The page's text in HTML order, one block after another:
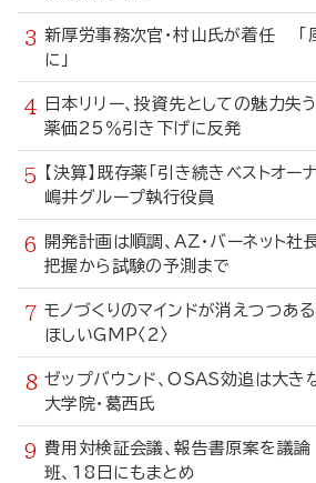
新厚労事務次官・村山氏が着任 「
に」
日本リリー、投資先としての魅力
薬価25％引き下げに反発
【決算】既存薬「引き続きベストオ
嶋井グループ執行役員
開発計画は順調、AZ・バーネット
把握から試験の予測まで
モノづくりのマインドが消えつつ
ほしいGMP〈2〉
ゼップバウンド、OSAS効追は
大学院・葛西氏
費用対検証会議、報告書原案を
班、18日にもまとめ